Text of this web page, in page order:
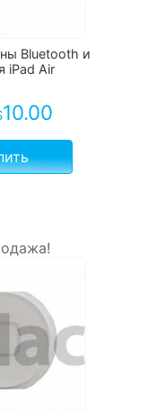
Bluetooth и
iPad Air
10.00